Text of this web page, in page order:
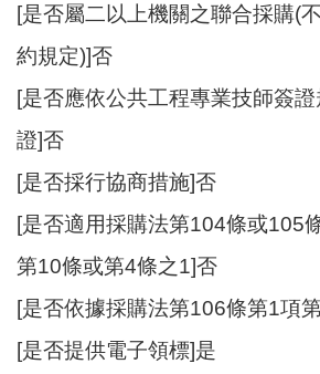
[是否屬二以上機關之聯合採購(
約規定)]否
[是否應依公共工程專業技師簽
證]否
[是否採行協商措施]否
[是否適用採購法第104條或105
第10條或第4條之1]否
[是否依據採購法第106條第1項
[是否提供電子領標]是